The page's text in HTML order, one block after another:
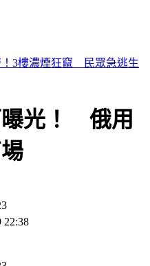
傳 蔣萬安鬆口「沒放假原
曝光！ 俄用